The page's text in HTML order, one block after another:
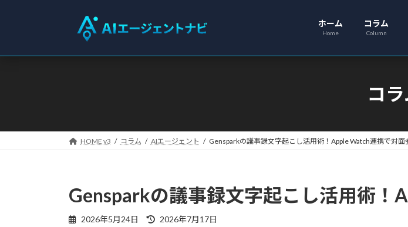
プ
動
ホーム
Home
コラム
Column
コ
HOME v3 コラム AIエージェント Gensparkの議事録文字起こし活用術！Apple Watch連携で対面
Gensparkの議事録文字起こし活用術！
2026年5月24日
最
2026年7月17日